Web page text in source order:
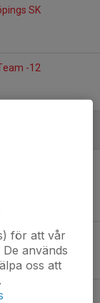
SK
-12
IK
13
Team-13
för att vår
används
oss att